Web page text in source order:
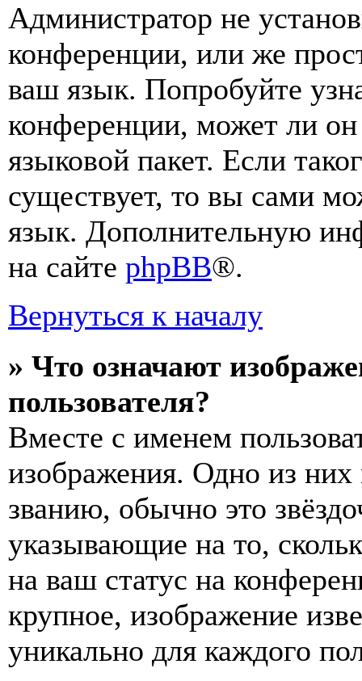
Администратор не
конференции, или же
ваш язык. Попробуйте
конференции, может ли
языковой пакет. Если
существует, то вы сами
язык. Дополнительную
на сайте phpBB®.
Вернуться к началу
» Что означают
пользователя?
Вместе с именем
изображения. Одно из
званию, обычно это
указывающие на то,
на ваш статус на
крупное, изображение
уникально для каждого